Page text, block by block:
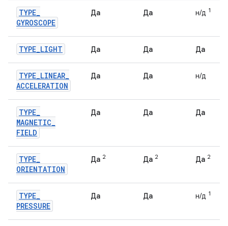
TYPE_
GYROSCOPE
Да Да н/д 1
TYPE_LIGHT Да Да Да
TYPE_LINEAR_
ACCELERATION
Да Да н/д
TYPE_
MAGNETIC_
FIELD
Да Да Да
TYPE_
ORIENTATION
Да 2 Да 2 Да 2
TYPE_
PRESSURE
Да Да н/д 1